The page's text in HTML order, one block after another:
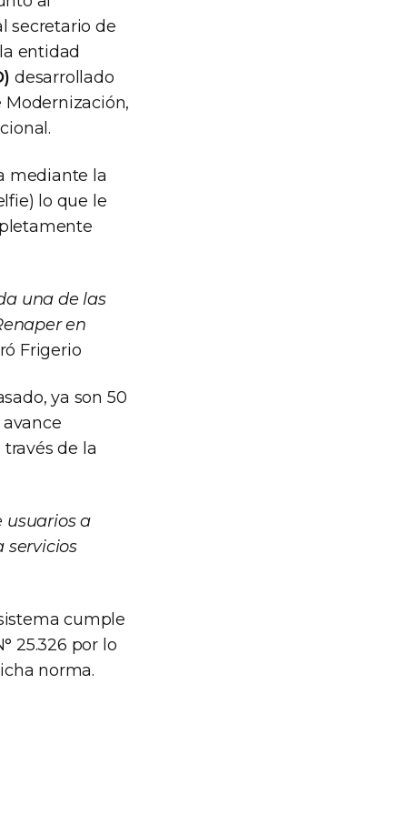
secretario de
entidad
desarrollado
Modernización,
mediante la
lo que le
una de las
en
Frigerio
ya son 50
de la
usuarios a
servicios
cumple
25.326 por lo
norma.